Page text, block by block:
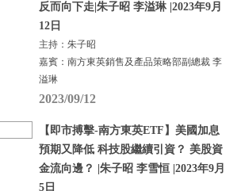
反而向下走|朱子昭 李溢琳 |2023年9月
12日
主持：朱子昭
嘉賓：南方東英銷售及產品策略部副總裁 李
溢琳
2023/09/12
【即市搏擊-南方東英ETF】美國加息
預期又降低 科技股繼續引資？ 美股資
金流向邊？ |朱子昭 李雪恒 |2023年9月
5日